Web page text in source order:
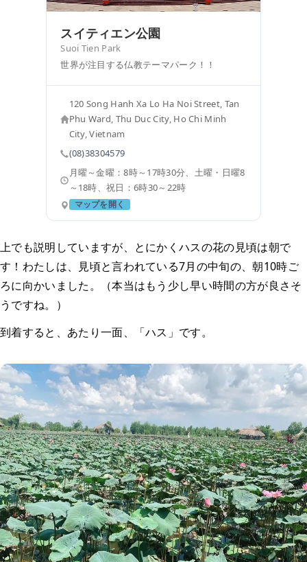
スイティエン公園
Suoi Tien Park
世界が注目する仏教テーマパーク！！
120 Song Hanh Xa Lo Ha Noi Street, Tan
Phu Ward, Thu Duc City, Ho Chi Minh
City, Vietnam
(08)38304579
月曜～金曜：8時～17時30分、土曜・日曜8
～18時、祝日：6時30～22時
マップを開く
上でも説明していますが、とにかくハスの花の見頃は朝で
す！わたしは、見頃と言われている7月の中旬の、朝10時ご
ろに向かいました。（本当はもう少し早い時間の方が良さそ
うですね。）
到着すると、あたり一面、「ハス」です。